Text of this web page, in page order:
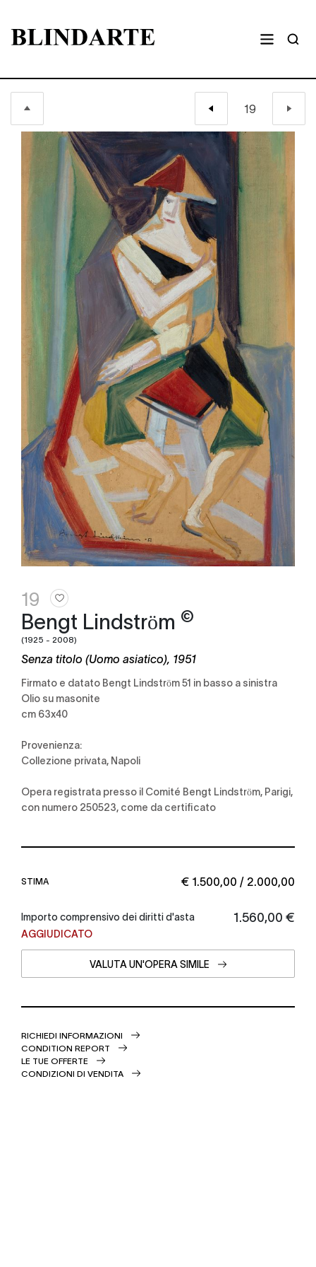
19
Bengt Lindström ©
(1925 - 2008)
Senza titolo (Uomo asiatico), 1951
Firmato e datato Bengt Lindström 51 in basso a sinistra
Olio su masonite
cm 63x40
Provenienza:
Collezione privata, Napoli
Opera registrata presso il Comité Bengt Lindström, Parigi,
con numero 250523, come da certificato
€ 1.500,00 / 2.000,00
STIMA
€ 1.560,00
Importo comprensivo dei diritti d'asta
AGGIUDICATO
VALUTA UN'OPERA SIMILE
RICHIEDI INFORMAZIONI
CONDITION REPORT
LE TUE OFFERTE
CONDIZIONI DI VENDITA